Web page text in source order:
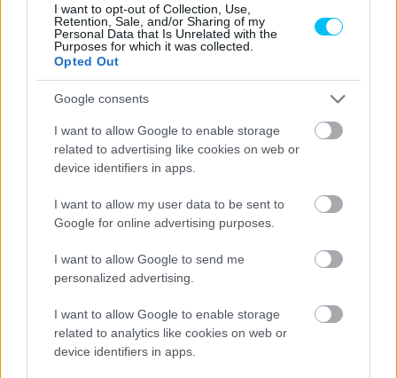
I want to opt-out of Collection, Use,
Retention, Sale, and/or Sharing of my
Personal Data that Is Unrelated with the
Purposes for which it was collected.
Opted Out
Google consents
I want to allow Google to enable storage
related to advertising like cookies on web or
device identifiers in apps.
I want to allow my user data to be sent to
Google for online advertising purposes.
I want to allow Google to send me
personalized advertising.
I want to allow Google to enable storage
related to analytics like cookies on web or
device identifiers in apps.